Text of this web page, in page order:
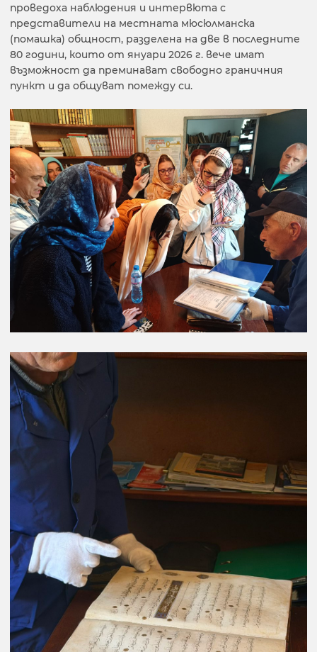
проведоха наблюдения и интервюта с
представители на местната мюсюлманска
(помашка) общност, разделена на две в последните
80 години, които от януари 2026 г. вече имат
възможност да преминават свободно граничния
пункт и да общуват помежду си.